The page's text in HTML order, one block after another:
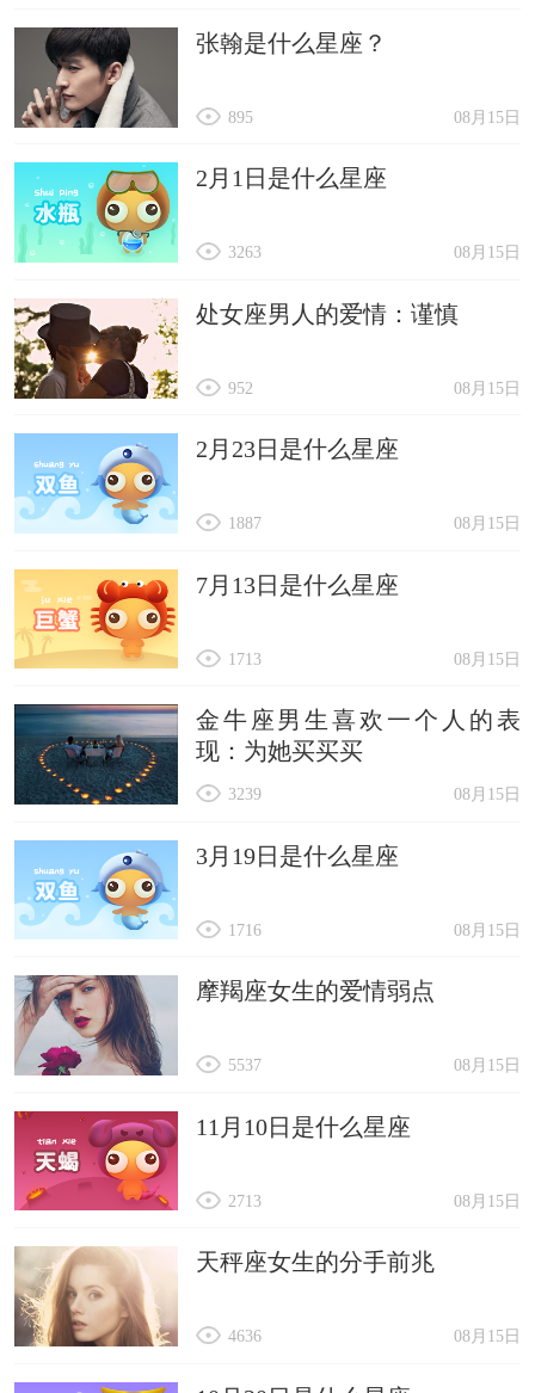
66、逞强
67、独活
68、锈蚀
70、浅唱
71、芷予
73、白容
74、配角
75、亦凝
76、割腕
77、自哄
78、欢颜
79、奢念
80、扮乖
81、亦初
83、忆伤
84、青茫
86、不念
87、命硬
88、忘川
89、桃桃
90、屿暖
张翰是什么星座？
08月15日
895
2月1日是什么星座
08月15日
3263
处女座男人的爱情：谨慎
08月15日
952
2月23日是什么星座
08月15日
1887
7月13日是什么星座
08月15日
1713
金牛座男生喜欢一个人的表
现：为她买买买
08月15日
3239
3月19日是什么星座
08月15日
1716
摩羯座女生的爱情弱点
08月15日
5537
11月10日是什么星座
08月15日
2713
天秤座女生的分手前兆
08月15日
4636